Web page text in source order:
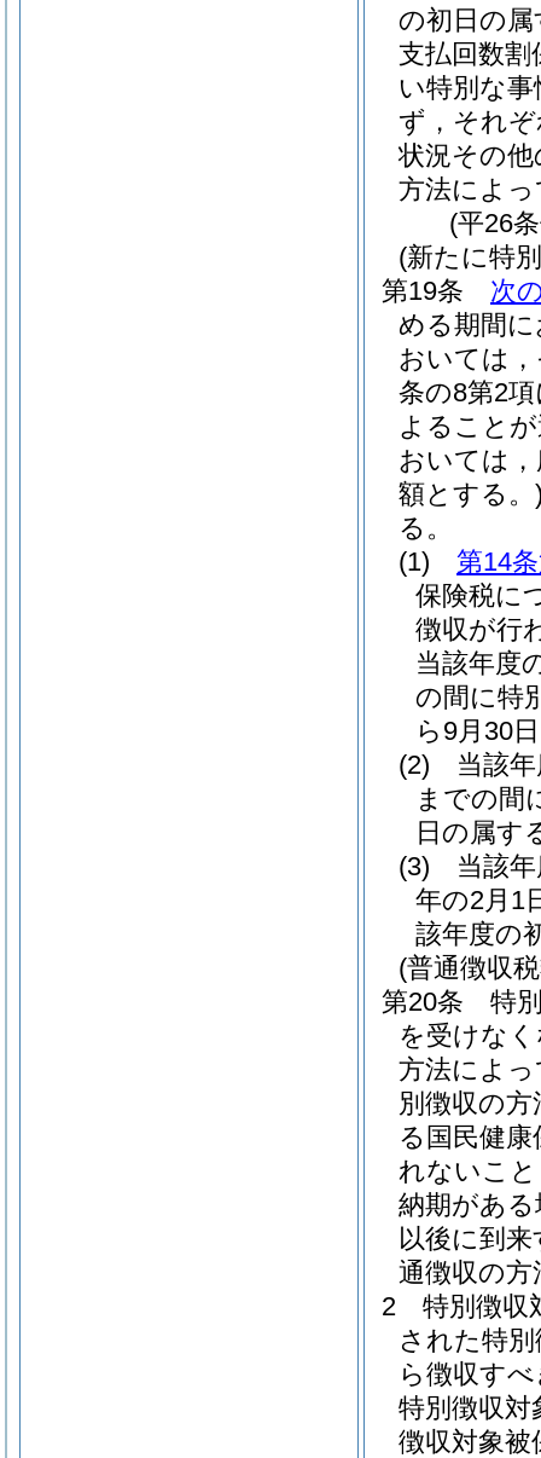
の初日の
支払回数
い特別な
ず，それ
状況その
方法によ
(平26
(新たに特
第19条
次
める期間
おいては
条の8第2
よること
おいては
額とする。
る。
(1)
第14
保険税に
徴収が行
当該年度
の間に特
ら9月30
(2)
当該
までの間
日の属す
(3)
当該
年の2月1
該年度の
(普通徴収
第20条
特
を受けな
方法によ
別徴収の
る国民健
れないこ
納期があ
以後に到来
通徴収の
2
特別徴収
された特
ら徴収す
特別徴収対
徴収対象